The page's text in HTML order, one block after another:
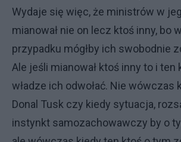
Wydaje się więc, że ministrów w
mianował nie on lecz ktoś inny, bo
przypadku mógłby ich swobodnie
Ale jeśli mianował ktoś inny to i ten
władze ich odwołać. Nie wówczas
Donal Tusk czy kiedy sytuacja,
instynkt samozachowawczy by o